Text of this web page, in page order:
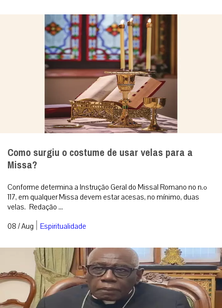
Como surgiu o costume de usar velas para a
Missa?
Conforme determina a Instrução Geral do Missal Romano no n.º
117, em qualquer Missa devem estar acesas, no mínimo, duas
velas. Redação ...
08 / Aug | Espiritualidade